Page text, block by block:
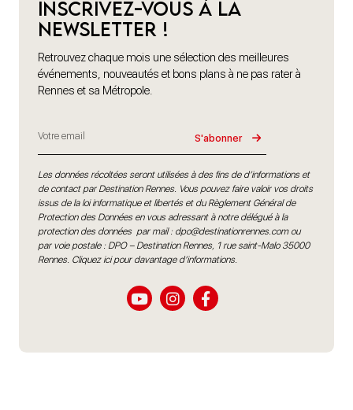
Inscrivez-vous à la
newsletter !
Retrouvez chaque mois une sélection des meilleures
événements, nouveautés et bons plans à ne pas rater à
Rennes et sa Métropole.
S'abonner
Les données récoltées seront utilisées à des fins de d’informations et
de contact par Destination Rennes. Vous pouvez faire valoir vos droits
issus de la loi informatique et libertés et du Règlement Général de
Protection des Données en vous adressant à notre délégué à la
protection des données par mail : dpo@destinationrennes.comou
par voie postale : DPO – Destination Rennes, 1 rue saint-Malo 35000
Rennes. Cliquez ici pour davantage d’informations.